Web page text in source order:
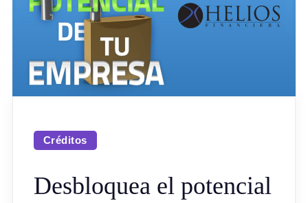
Créditos
Desbloquea el potencial